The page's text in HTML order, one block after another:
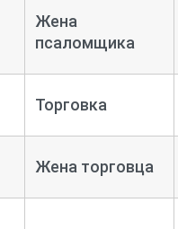
Жена
псаломщика
Торговка
Жена торговца